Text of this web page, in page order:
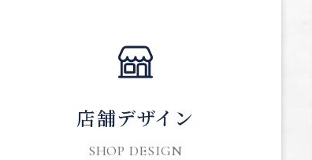
店舗デザイン
SHOP DESIGN